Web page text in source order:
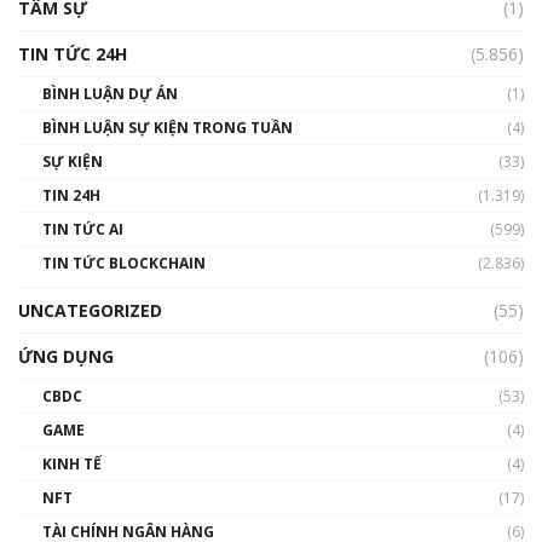
TÂM SỰ
(1)
TIN TỨC 24H
(5.856)
BÌNH LUẬN DỰ ÁN
(1)
BÌNH LUẬN SỰ KIỆN TRONG TUẦN
(4)
SỰ KIỆN
(33)
TIN 24H
(1.319)
TIN TỨC AI
(599)
TIN TỨC BLOCKCHAIN
(2.836)
UNCATEGORIZED
(55)
ỨNG DỤNG
(106)
CBDC
(53)
GAME
(4)
KINH TẾ
(4)
NFT
(17)
TÀI CHÍNH NGÂN HÀNG
(6)